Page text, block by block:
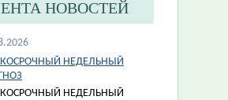
НОВОСТЕЙ
НЕДЕЛЬНЫЙ
НЕДЕЛЬНЫЙ